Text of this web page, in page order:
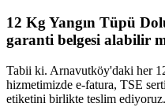
12 Kg Yangın Tüpü
garanti belgesi alabilir
Tabii ki. Arnavutköy'daki her
hizmetimizde e-fatura, TSE
etiketini birlikte teslim ediyoruz.